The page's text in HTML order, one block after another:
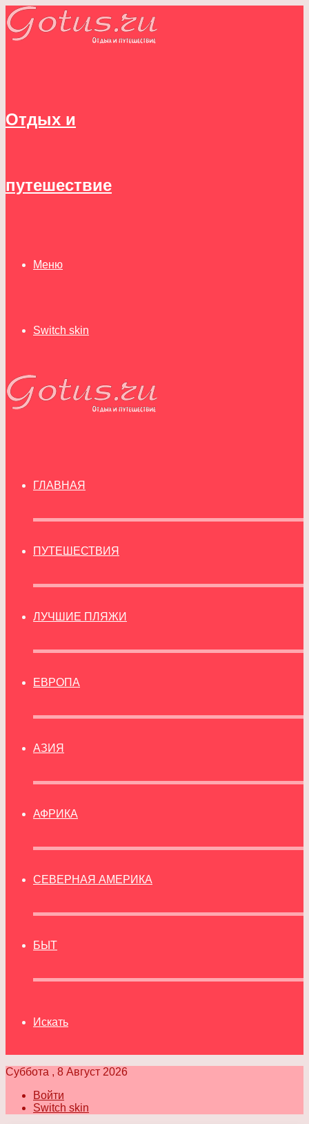
Отдых и
путешествие
Меню
Switch skin
ГЛАВНАЯ
ПУТЕШЕСТВИЯ
ЛУЧШИЕ ПЛЯЖИ
ЕВРОПА
АЗИЯ
АФРИКА
СЕВЕРНАЯ АМЕРИКА
БЫТ
Искать
Суббота , 8 Август 2026
Войти
Switch skin